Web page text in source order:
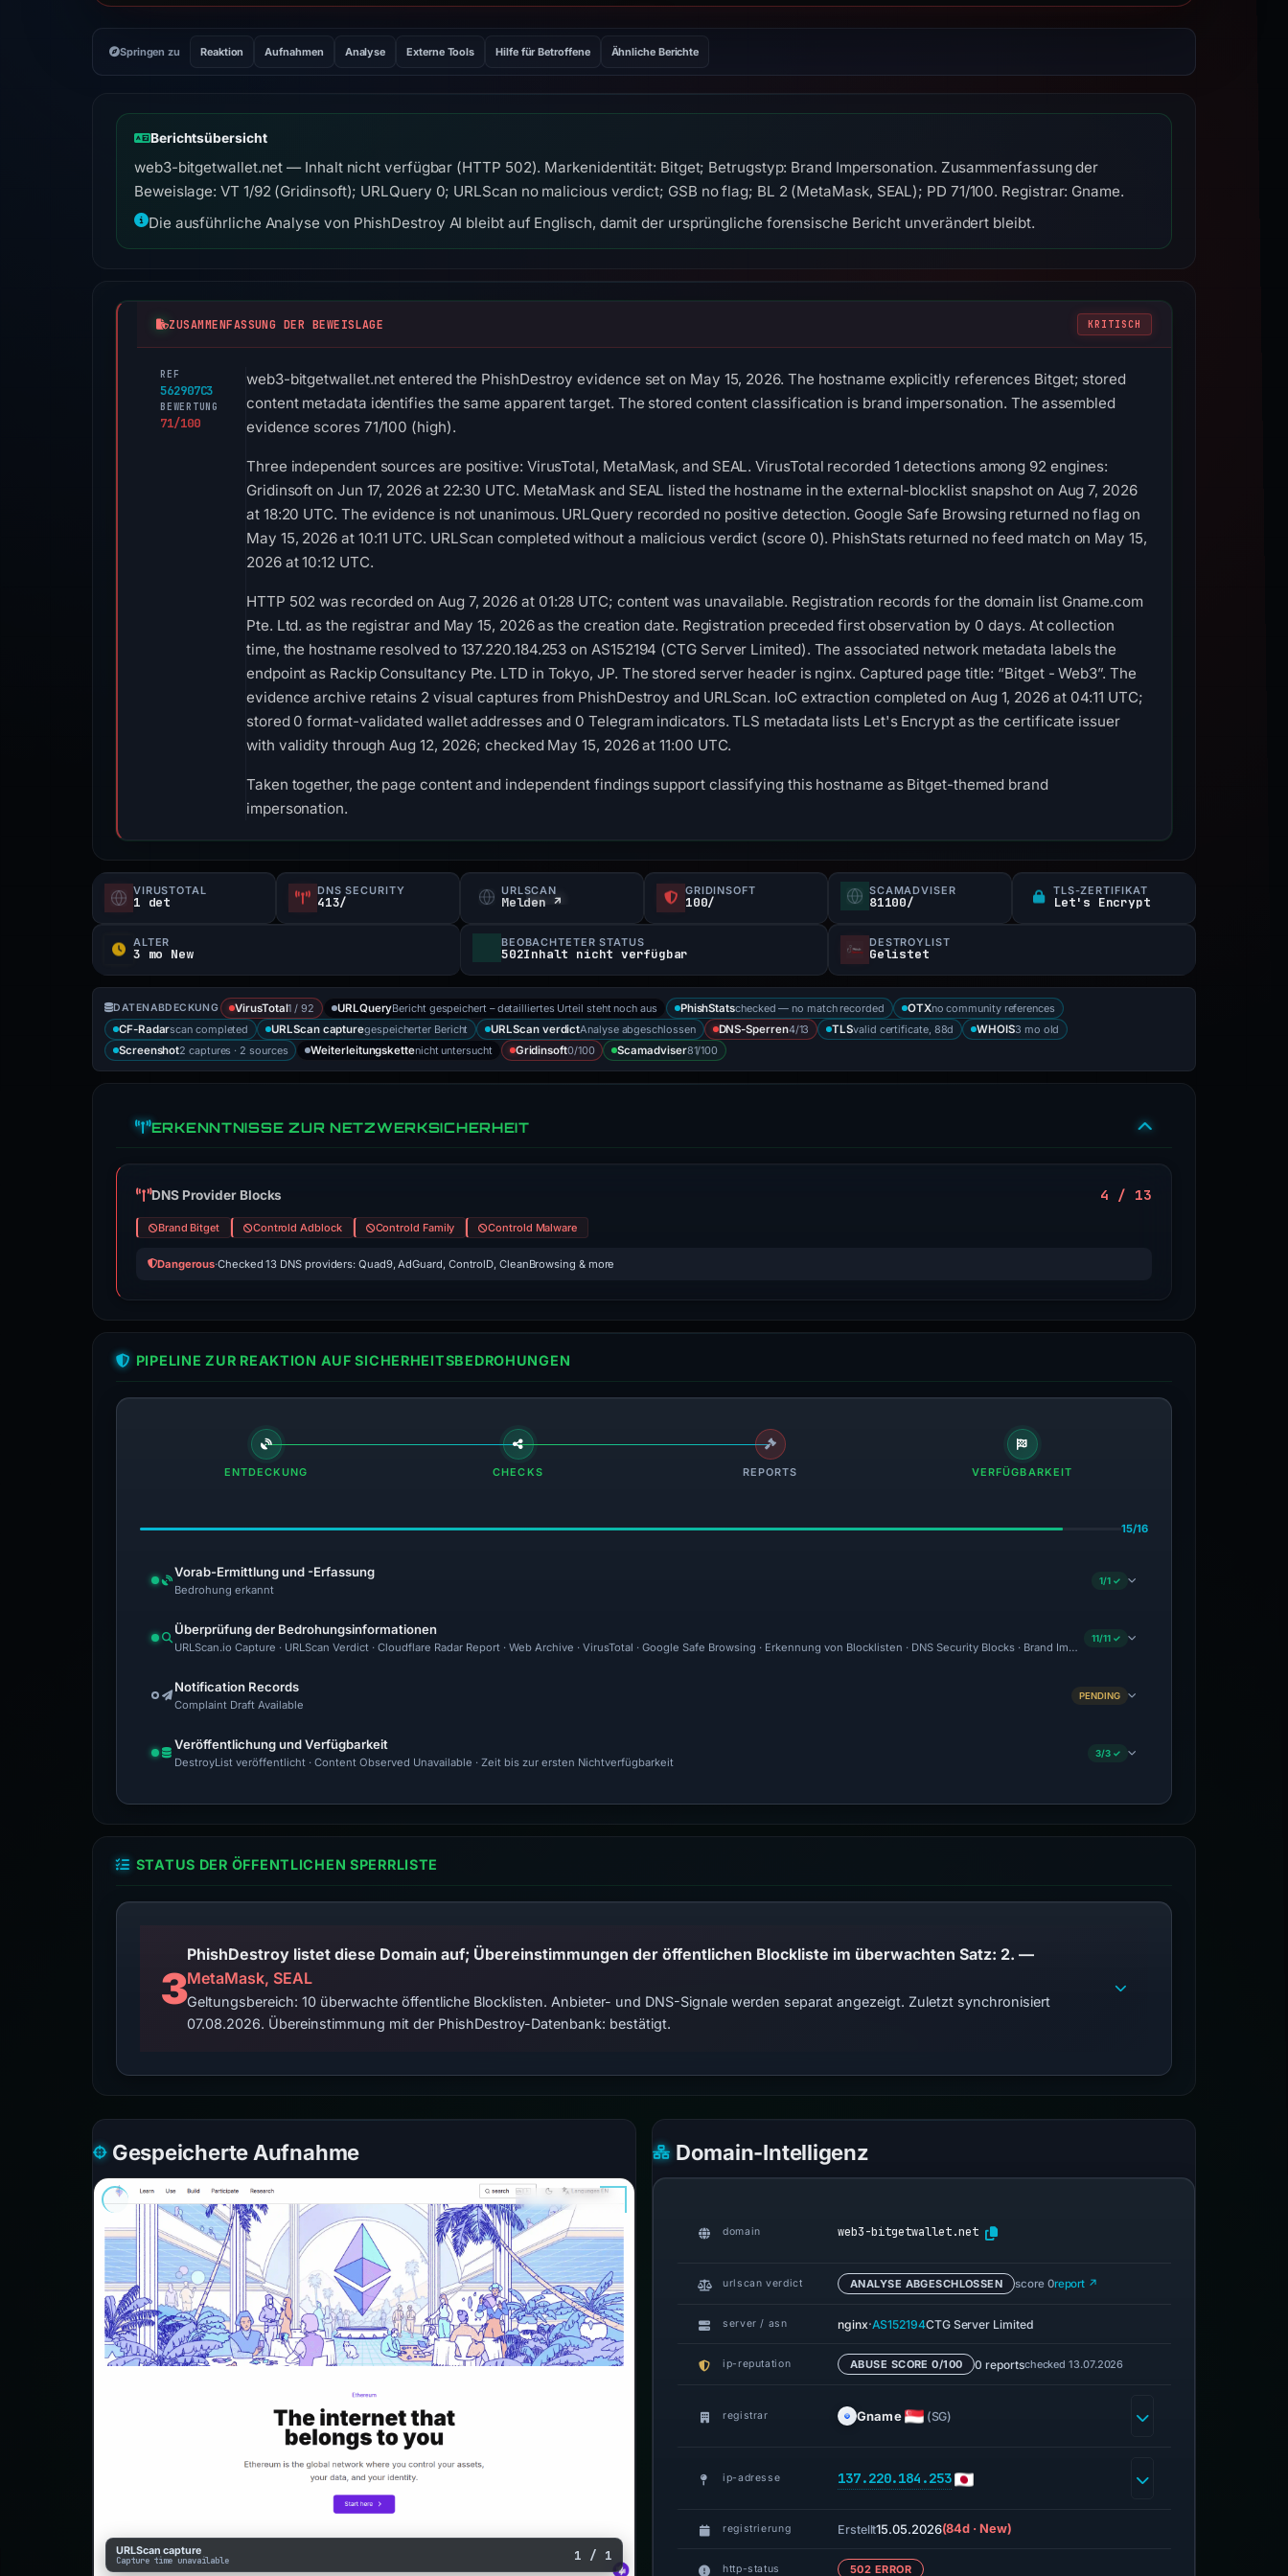
Springen zu Reaktion Aufnahmen Analyse Externe Tools Hilfe für Betroffene Ähnliche Berichte
Berichtsübersicht
web3-bitgetwallet.net — Inhalt nicht verfügbar (HTTP 502). Markenidentität: Bitget; Betrugstyp: Brand Impersonation. Zusammenfassung der
Beweislage: VT 1/92 (Gridinsoft); URLQuery 0; URLScan no malicious verdict; GSB no flag; BL 2 (MetaMask, SEAL); PD 71/100. Registrar: Gname.
Die ausführliche Analyse von PhishDestroy AI bleibt auf Englisch, damit der ursprüngliche forensische Bericht unverändert bleibt.
ZUSAMMENFASSUNG DER BEWEISLAGE KRITISCH
REF
562907C3
BEWERTUNG
71/100
web3-bitgetwallet.net entered the PhishDestroy evidence set on May 15, 2026. The hostname explicitly references Bitget; stored
content metadata identifies the same apparent target. The stored content classification is brand impersonation. The assembled
evidence scores 71/100 (high).
Three independent sources are positive: VirusTotal, MetaMask, and SEAL. VirusTotal recorded 1 detections among 92 engines:
Gridinsoft on Jun 17, 2026 at 22:30 UTC. MetaMask and SEAL listed the hostname in the external-blocklist snapshot on Aug 7, 2026
at 18:20 UTC. The evidence is not unanimous. URLQuery recorded no positive detection. Google Safe Browsing returned no flag on
May 15, 2026 at 10:11 UTC. URLScan completed without a malicious verdict (score 0). PhishStats returned no feed match on May 15,
2026 at 10:12 UTC.
HTTP 502 was recorded on Aug 7, 2026 at 01:28 UTC; content was unavailable. Registration records for the domain list Gname.com
Pte. Ltd. as the registrar and May 15, 2026 as the creation date. Registration preceded first observation by 0 days. At collection
time, the hostname resolved to 137.220.184.253 on AS152194 (CTG Server Limited). The associated network metadata labels the
endpoint as Rackip Consultancy Pte. LTD in Tokyo, JP. The stored server header is nginx. Captured page title: “Bitget - Web3”. The
evidence archive retains 2 visual captures from PhishDestroy and URLScan. IoC extraction completed on Aug 1, 2026 at 04:11 UTC;
stored 0 format-validated wallet addresses and 0 Telegram indicators. TLS metadata lists Let's Encrypt as the certificate issuer
with validity through Aug 12, 2026; checked May 15, 2026 at 11:00 UTC.
Taken together, the page content and independent findings support classifying this hostname as Bitget-themed brand
impersonation.
VIRUSTOTAL
1 det
DNS SECURITY
413/
URLSCAN
Melden ↗
GRIDINSOFT
100/
SCAMADVISER
81100/
TLS-ZERTIFIKAT
Let's Encrypt
ALTER
3 mo New
BEOBACHTETER STATUS
502Inhalt nicht verfügbar
DESTROYLIST
Gelistet
DATENABDECKUNG VirusTotal1 / 92 URLQueryBericht gespeichert – detailliertes Urteil steht noch aus PhishStatschecked — no match recorded OTXno community references
CF-Radarscan completed URLScan capturegespeicherter Bericht URLScan verdictAnalyse abgeschlossen DNS-Sperren4/13 TLSvalid certificate, 88d WHOIS3 mo old
Screenshot2 captures · 2 sources Weiterleitungskettenicht untersucht Gridinsoft0/100 Scamadviser81/100
ERKENNTNISSE ZUR NETZWERKSICHERHEIT
DNS Provider Blocks 4 / 13
Brand Bitget Controld Adblock Controld Family Controld Malware
Dangerous·Checked 13 DNS providers: Quad9, AdGuard, ControlD, CleanBrowsing & more
PIPELINE ZUR REAKTION AUF SICHERHEITSBEDROHUNGEN
ENTDECKUNG CHECKS REPORTS VERFÜGBARKEIT
15/16
Vorab-Ermittlung und -Erfassung
Bedrohung erkannt
1/1 ✓
Überprüfung der Bedrohungsinformationen
URLScan.io Capture · URLScan Verdict · Cloudflare Radar Report · Web Archive · VirusTotal · Google Safe Browsing · Erkennung von Blocklisten · DNS Security Blocks · Brand Impersonation · Forensic Evidence
11/11 ✓
Notification Records
Complaint Draft Available
PENDING
Veröffentlichung und Verfügbarkeit
DestroyList veröffentlicht · Content Observed Unavailable · Zeit bis zur ersten Nichtverfügbarkeit
3/3 ✓
STATUS DER ÖFFENTLICHEN SPERRLISTE
3
PhishDestroy listet diese Domain auf; Übereinstimmungen der öffentlichen Blockliste im überwachten Satz: 2. —
MetaMask, SEAL
Geltungsbereich: 10 überwachte öffentliche Blocklisten. Anbieter- und DNS-Signale werden separat angezeigt. Zuletzt synchronisiert
07.08.2026. Übereinstimmung mit der PhishDestroy-Datenbank: bestätigt.
Gespeicherte Aufnahme
URLScan capture
Capture time unavailable 1 / 1
Domain-Intelligenz
domain web3-bitgetwallet.net
urlscan verdict ANALYSE ABGESCHLOSSEN score 0report ↗
server / asn nginx·AS152194CTG Server Limited
ip-reputation ABUSE SCORE 0/100 0 reportschecked 13.07.2026
registrar Gname (SG)
ip-adresse 137.220.184.253
registrierung Erstellt15.05.2026(84d · New)
http-status 502 ERROR